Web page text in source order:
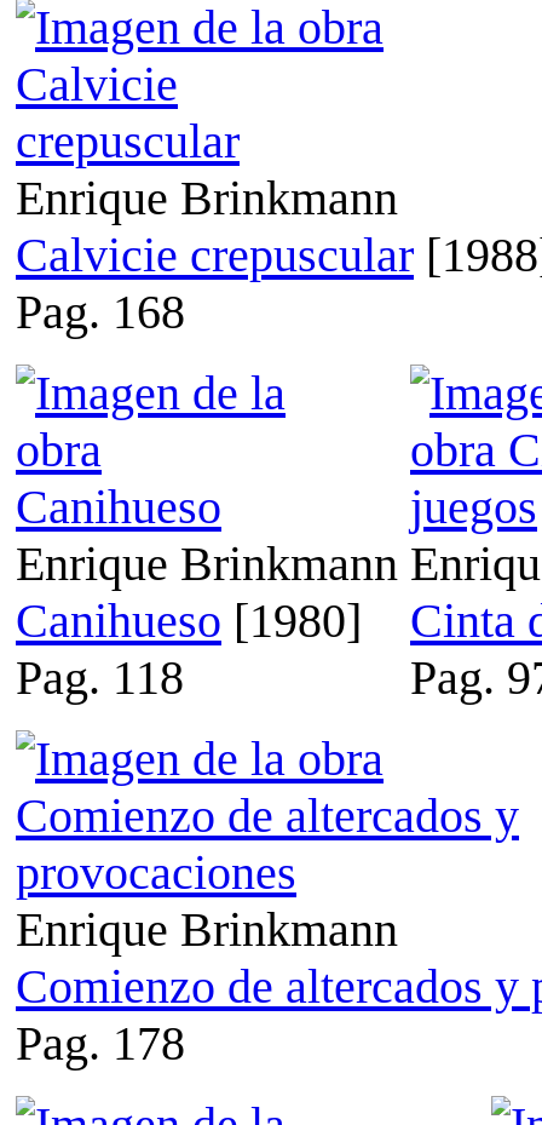
Enrique Brinkmann
Calvicie crepuscular
Pag. 168
Enrique Brinkmann
Canihueso [1980]
Pag. 118
Cinta
Pag.
Enrique Brinkmann
Comienzo de altercados y
Pag. 178